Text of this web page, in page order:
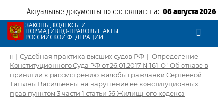
Актуальные документы по состоянию на: 06 августа 2026
ЗАКОНЫ, КОДЕКСЫ И
НОРМАТИВНО-ПРАВОВЫЕ АКТЫ
РОССИЙСКОЙ ФЕДЕРАЦИИ
| Судебная практика высших судов РФ | Определение
Конституционного Суда РФ от 26.01.2017 N 161-О "Об отказе в
принятии к рассмотрению жалобы гражданки Сергеевой
Татьяны Васильевны на нарушение ее конституционных
прав пунктом 3 части 1 статьи 56 Жилищного кодекса